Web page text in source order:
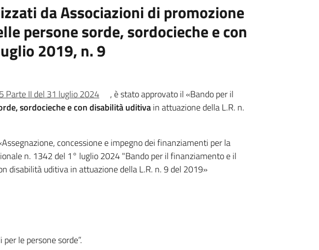
da Associazioni di promozione
persone sorde, sordocieche e con
2019, n. 9
Parte II del 31 luglio 2024
, è stato approvato il «Bando per il
sordocieche e con disabilità uditivain attuazione della L.R. n.
concessione e impegno dei finanziamenti per la
n. 1342 del 1° luglio 2024 "Bando per il finanziamento e il
disabilità uditiva in attuazione della L.R. n. 9 del 2019»
le persone sorde”.